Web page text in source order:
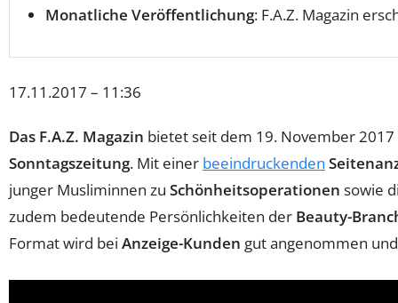
Monatliche Veröffentlichung: F.A.Z. Magazin
17.11.2017 – 11:36
Das F.A.Z. Magazin bietet seit dem 19. November
Sonntagszeitung. Mit einer beeindruckenden
junger Musliminnen zu Schönheitsoperationen sowie
zudem bedeutende Persönlichkeiten der Beauty-
Format wird bei Anzeige-Kunden gut angenommen